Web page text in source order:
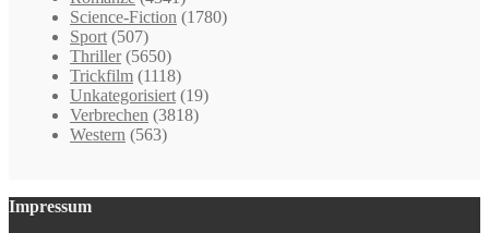
Science-Fiction (1780)
Sport (507)
Thriller (5650)
Trickfilm (1118)
Unkategorisiert (19)
Verbrechen (3818)
Western (563)
Impressum